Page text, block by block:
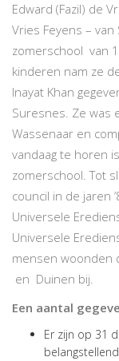
Edward (Fazil) de
Vries Feyens –
zomerschool van
kinderen nam ze
Inayat Khan
Suresnes. Ze was
Wassenaar en
vandaag te horen
zomerschool. Tot
council in de jaren
Universele
Universele
mensen woonden
en Duinen bij.
Een aantal
Er zijn op 31